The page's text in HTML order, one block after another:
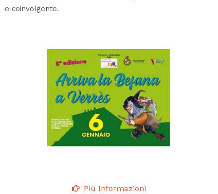
e coinvolgente.
Più Informazioni